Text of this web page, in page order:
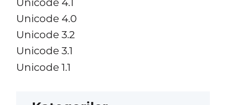
Unicode 4.0
Unicode 3.2
Unicode 3.1
Unicode 1.1